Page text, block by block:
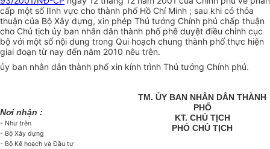
cấp một số lĩnh vực cho thành phố Hồ Chí Minh ; sau khi có thỏa
thuận của Bộ Xây dựng, xin phép Thủ tướng Chính phủ chấp thuận
cho Chủ tịch ủy ban nhân dân thành phố phê duyệt điều chỉnh cục
bộ với một số nội dung trong Qui hoạch chung thành phố thực hiện
giai đoạn từ nay đến năm 2010 nêu trên.
ủy ban nhân dân thành phố xin kính trình Thủ tướng Chính phủ.
Nơi nhận :
- Như trên
- Bộ Xây dựng
- Bộ Kế hoạch và Đầu tư
TM. ỦY BAN NHÂN DÂN THÀNH
PHỐ
KT. CHỦ TỊCH
PHÓ CHỦ TỊCH